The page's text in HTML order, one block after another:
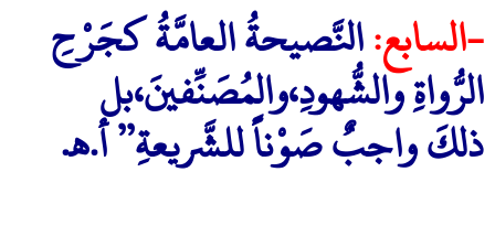
-السابع:النَّصيحةُ العامَّةُ كجَرْحِ
الرُّواةِ والشُّهودِ،والمُصَنِّفينَ،بل
ذلكَ واجبٌ صَوْناً للشَّريعةِ” أ.هـ.